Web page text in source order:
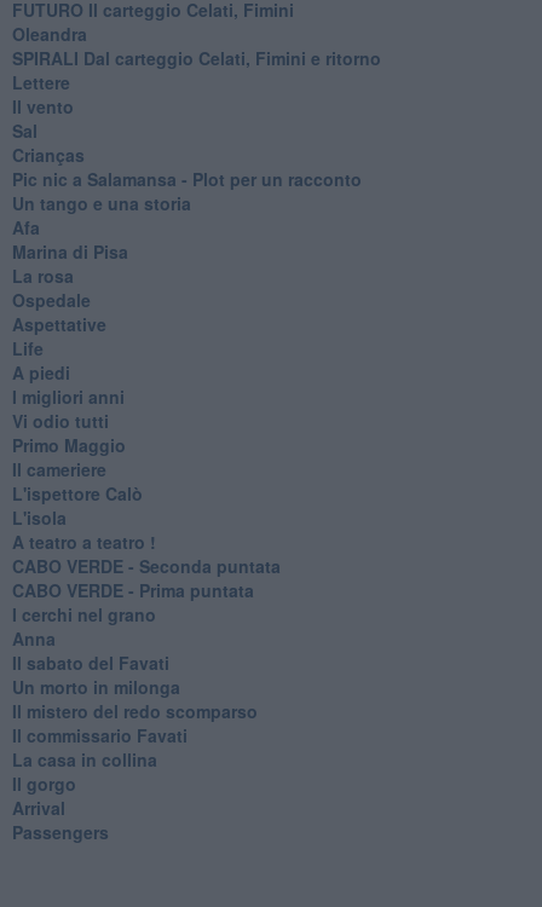
FUTURO Il carteggio Celati, Fimini
Oleandra
SPIRALI Dal carteggio Celati, Fimini e ritorno
Lettere
Il vento
Sal
Crianças
Pic nic a Salamansa - Plot per un racconto
Un tango e una storia
Afa
Marina di Pisa
La rosa
Ospedale
Aspettative
Life
A piedi
I migliori anni
Vi odio tutti
Primo Maggio
Il cameriere
L'ispettore Calò
L'isola
A teatro a teatro !
CABO VERDE - Seconda puntata
CABO VERDE - Prima puntata
I cerchi nel grano
Anna
Il sabato del Favati
Un morto in milonga
Il mistero del redo scomparso
Il commissario Favati
La casa in collina
Il gorgo
Arrival
Passengers